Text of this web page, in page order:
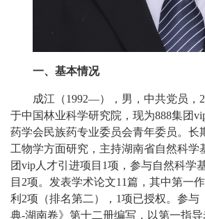
一、基本情况
成江（1992—），男，中共党员，
于中国林业科学研究院，现为888集团
药学会民族药专业委员会青年委员。长
工物学方面研究，主持湖南省自然科学
团vip人才引进项目 1项，参与自然科学
目 2项。发表学术论文11篇，其中第一
利 2项（排名第二）， 1项已授权。参与
典-湖南卷》第十二册编写，以第一指